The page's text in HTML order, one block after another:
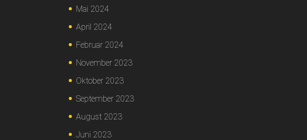
Mai 2024
April 2024
Februar 2024
November 2023
Oktober 2023
September 2023
August 2023
Juni 2023